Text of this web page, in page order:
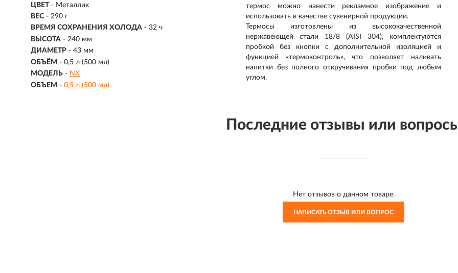
ЦВЕТ - Металлик
ВЕС - 290 г
ВРЕМЯ СОХРАНЕНИЯ ХОЛОДА - 32 ч
ВЫСОТА - 240 мм
ДИАМЕТР - 43 мм
ОБЪЁМ - 0,5 л (500 мл)
МОДЕЛЬ - NX
ОБЪЕМ - 0,5 л (500 мл)
термос можно нанести рекламное изображение и
использовать в качестве сувенирной продукции.
Термосы изготовлены из высококачественной
нержавеющей стали 18/8 (AISI 304), комплектуются
пробкой без кнопки с дополнительной изоляцией и
функцией «термоконтроль», что позволяет наливать
напитки без полного откручивания пробки под любым
углом.
Последние отзывы или
Нет отзывов о данном товаре.
НАПИСАТЬ ОТЗЫВ ИЛИ ВОПРОС